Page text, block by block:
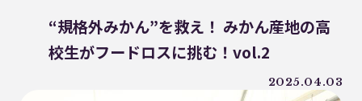
マテリアルリサイクル
農地再生
カニ殻 林業
精米
GPTY
えらぼう。フェア
廃棄物利用
株式会社パブリック
“規格外みかん”を救え！ みかん産地の高
校生がフードロスに挑む！vol.2
2025.04.03